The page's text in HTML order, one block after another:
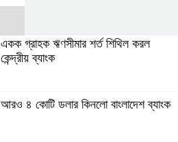
একক গ্রাহক ঋণসীমার শর্ত শিথিল করল
কেন্দ্রীয় ব্যাংক
আরও ৪ কোটি ডলার কিনলো বাংলাদেশ ব্যাংক